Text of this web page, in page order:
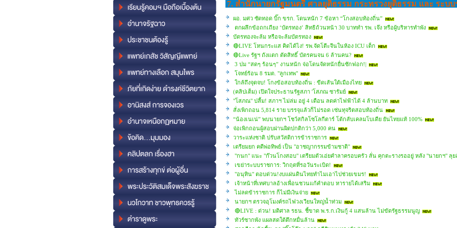
7. สำนักนายกรัฐมนตรี ศาลยุติธรรม กระทรวงยุติธรรม และ ระบ
ผอ. มศว ซัดทอด บิ๊ก ขรก. โดนหนัก 7 ข้อหา “โกงสอบท้องถิ่น”
ตกผลึกข้อถกเถียง ‘บัตรทอง’ สิทธิถ้วนหน้า 30 บาททำ รพ. เจ๊ง หรือผู้บริหารทำพัง
บัตรทองจะล้ม หรือจะล้มบัตรทอง
🔴LIVE โหนกระแส คิดได้ไง! รพ.จัดโตีะจีนในห้อง ICU เด็ก
🔴Live รัฐฯ ถังแตก ตัดสิทธิ์ บัตรคนจน 6 ล้านคน?
3 ปม “สดๆ ร้อนๆ” งานหนัก จ่อโดนจัดหนักยื่นซักฟอก!|
โจทย์ร้อน 8 รมต. "ลูกเทพ"
ใกล้ถึงจุดจบ! โกงข้อสอบท้องถิ่น : ขีดเส้นใต้เมืองไทย
(คลิปเต็ม) เปิดใจประธานรัฐสภา 'โสภณ ซารัมย์
"โสภณ" ปลื้ม! สภาฯ ไม่ล่ม อยู่ 4 เดือน ลดค่าไฟฟ้าได้ 4 ล้านบาท
สั่งเพิกถอน 5,814 ราย บรรจุแล้วก็ไม่รอด เซ่นทุจริตสอบท้องถิ่น
“น้องเนเน่” พบนายกฯ โชว์สกิลโซโลกีตาร์ โต้กลับเคลมโบเดีย ยันไทยแท้ 100%
จ่อเพิกถอนผู้สอบผ่านผิดปกติกว่า 5,000 คน
วาระแห่งชาติ ปรับสวัสดิการข้าราชการ
เตรียมยก คดีพ่อทิพย์ เป็น "อาชญากรรมข้ามชาติ"
"กนก" แนะ "ก๊วนโกงสอบ" เตรียมตัวเอ่ยคำลาครอบครัว ลั่น คุกตะรางรออยู่ หลัง "นายกฯ" ลุย
เขย่าระบบราชการ: วิกฤตที่รอวันระเบิด!
"อนุทิน" ตอบด่วน!งบแผ่นดินไทยทำไมเอาไปช่วยเขมร!
เจ้าหน้าที่เทศบาลอ้างเพื่อนชวนแก้คำตอบ หารายได้เสริม
ไม่ลดข้าราชการ ก็ไม่มีเงินจ่าย
นายกฯ ตรวจอุโมงค์รถไฟวงเวียนใหญ่น้ำท่วม
🔴LIVE : ด่วน! มติศาล รธน. ชี้ขาด พ.ร.ก.เงินกู้ 4 แสนล้าน ไม่ขัดรัฐธรรมนูญ
ทัวร์ซากพัง แผลสดใต้ตึกหมื่นล้าน